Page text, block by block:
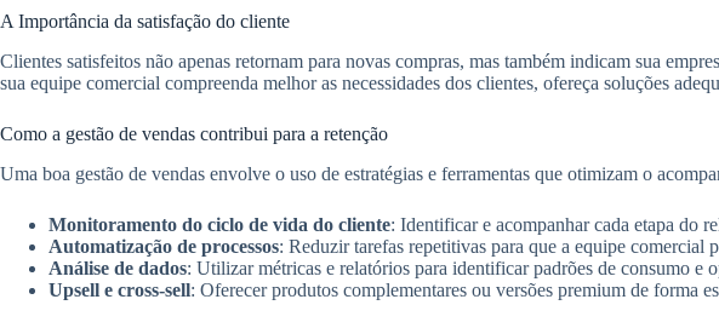
A Importância da satisfação do cliente
Clientes satisfeitos não apenas retornam para novas compras, mas também indicam sua
sua equipe comercial compreenda melhor as necessidades dos clientes, ofereça soluções
Como a gestão de vendas contribui para a retenção
Uma boa gestão de vendas envolve o uso de estratégias e ferramentas que otimizam o
Monitoramento do ciclo de vida do cliente: Identificar e acompanhar cada etapa do
Automatização de processos: Reduzir tarefas repetitivas para que a equipe comercial
Análise de dados: Utilizar métricas e relatórios para identificar padrões de consumo e
Upsell e cross-sell: Oferecer produtos complementares ou versões premium de forma